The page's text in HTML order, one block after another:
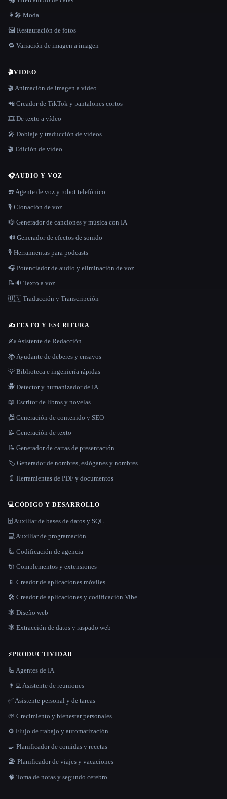
👩‍🎤 Moda
🖼️ Restauración de fotos
🔁 Variación de imagen a imagen
🎬VIDEO
🎬 Animación de imagen a vídeo
📲 Creador de TikTok y pantalones cortos
🎞️ De texto a vídeo
🎤 Doblaje y traducción de vídeos
🎬 Edición de vídeo
🎧AUDIO Y VOZ
☎️ Agente de voz y robot telefónico
🎙️ Clonación de voz
🎼 Generador de canciones y música con IA
🔊 Generador de efectos de sonido
🎙️ Herramientas para podcasts
🎧 Potenciador de audio y eliminación de voz
📝🔉 Texto a voz
🇺🇳 Traducción y Transcripción
✍️TEXTO Y ESCRITURA
✍️ Asistente de Redacción
📚 Ayudante de deberes y ensayos
💡 Biblioteca e ingeniería rápidas
🕵️ Detector y humanizador de IA
📖 Escritor de libros y novelas
📠 Generación de contenido y SEO
📝 Generación de texto
📝 Generador de cartas de presentación
🏷️ Generador de nombres, eslóganes y nombres
📄 Herramientas de PDF y documentos
💻CÓDIGO Y DESARROLLO
🗄️ Auxiliar de bases de datos y SQL
💻 Auxiliar de programación
🦾 Codificación de agencia
🔌 Complementos y extensiones
📱 Creador de aplicaciones móviles
🛠️ Creador de aplicaciones y codificación Vibe
🕸 Diseño web
🕸️ Extracción de datos y raspado web
⚡PRODUCTIVIDAD
🦾 Agentes de IA
👨‍💻 Asistente de reuniones
✅ Asistente personal y de tareas
🌱 Crecimiento y bienestar personales
⚙️ Flujo de trabajo y automatización
🍳 Planificador de comidas y recetas
🏖 Planificador de viajes y vacaciones
🧠 Toma de notas y segundo cerebro